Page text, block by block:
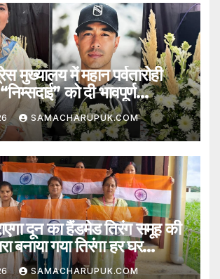
मुख्यालय में महान पर्वतारोही
को दी भावपूर्ण
SAMACHARUPUK.COM
दून का हैंडमेड तिरंग समूह की
बनाया गया तिरंगा हर घर
SAMACHARUPUK.COM